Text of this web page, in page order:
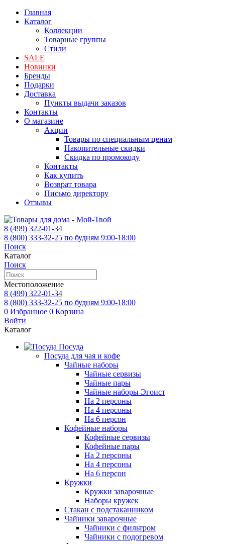
Главная
Каталог
Коллекции
Товарные группы
Стили
SALE
Новинки
Бренды
Подарки
Доставка
Пункты выдачи заказов
Контакты
О магазине
Акции
Товары по специальным ценам
Накопительные скидки
Скидка по промокоду
Контакты
Как купить
Возврат товара
Письмо директору
Отзывы
8 (499) 322-01-34
8 (800) 333-32-25 по будням 9:00-18:00
Поиск
Каталог
Поиск
Местоположение
8 (499) 322-01-34
8 (800) 333-32-25 по будням 9:00-18:00
0 Избранное 0 Корзина
Войти
Каталог
Посуда
Посуда для чая и кофе
Чайные наборы
Чайные сервизы
Чайные пары
Чайные наборы Эгоист
На 2 персоны
На 4 персоны
На 6 персон
Кофейные наборы
Кофейные сервизы
Кофейные пары
На 2 персоны
На 4 персоны
На 6 персон
Кружки
Кружки заварочные
Наборы кружек
Стакан с подстаканником
Чайники заварочные
Чайники с фильтром
Чайники с подогревом